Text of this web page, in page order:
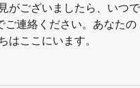
がございましたら、いつで
ご連絡ください。あなたの
はここにいます。